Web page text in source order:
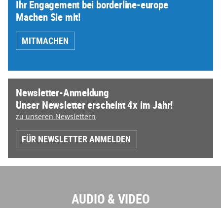
Ihr Engagement bei borderline-europe
Machen Sie mit!
MITMACHEN
Newsletter-Anmeldung
Unser Newsletter erscheint 4x im Jahr!
zu unseren Newslettern
FÜR NEWSLETTER ANMELDEN
AUDIO & VIDEO